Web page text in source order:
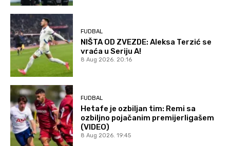
FUDBAL
NIŠTA OD ZVEZDE: Aleksa Terzić se
vraća u Seriju A!
8 Aug 2026. 20:16
FUDBAL
Hetafe je ozbiljan tim: Remi sa
ozbiljno pojačanim premijerligašem
(VIDEO)
8 Aug 2026. 19:45